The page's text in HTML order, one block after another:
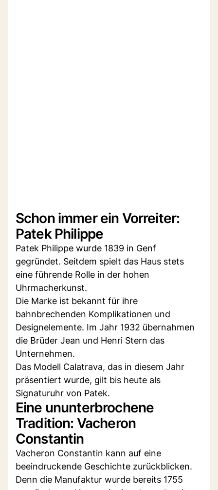
Schon immer ein Vorreiter:
Patek Philippe
Patek Philippe wurde 1839 in Genf
gegründet. Seitdem spielt das Haus stets
eine führende Rolle in der hohen
Uhrmacherkunst.
Die Marke ist bekannt für ihre
bahnbrechenden Komplikationen und
Designelemente. Im Jahr 1932 übernahmen
die Brüder Jean und Henri Stern das
Unternehmen.
Das Modell Calatrava, das in diesem Jahr
präsentiert wurde, gilt bis heute als
Signaturuhr von Patek.
Eine ununterbrochene
Tradition: Vacheron
Constantin
Vacheron Constantin kann auf eine
beeindruckende Geschichte zurückblicken.
Denn die Manufaktur wurde bereits 1755